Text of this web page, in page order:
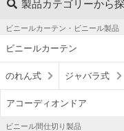
製品カテゴリーから
ビニールカーテン・ビニール製品
ビニールカーテン
のれん式 ジャバラ式
アコーディオンドア
ビニール間仕切り製品